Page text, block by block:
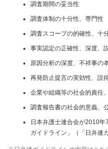
調査期間の妥当性
調査体制の十分性、専門性
調査スコープの的確性、十
事実認定の正確性、深度、
原因分析の深度、不祥事の
再発防止提言の実効性、説
企業や組織等の社会的責任
調査報告書の社会的意義、
日本弁護士連合会が2010
ガイドライン」（「日弁連